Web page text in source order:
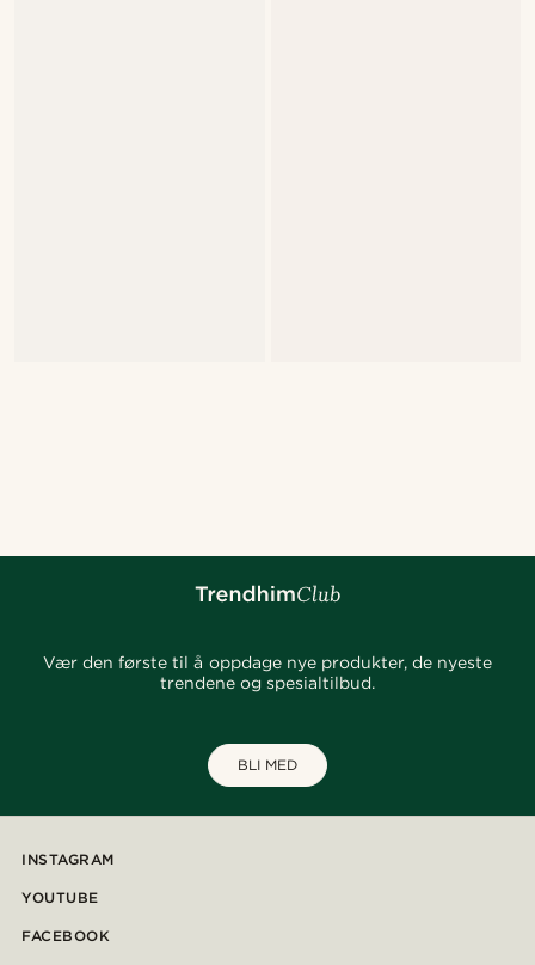
Vær den første til å oppdage nye produkter, de nyeste
trendene og spesialtilbud.
BLI MED
INSTAGRAM
YOUTUBE
FACEBOOK